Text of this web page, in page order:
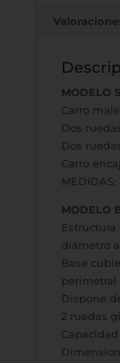
MODELO
Carro
Dos
Dos
Carro
MEDIDAS:
MODELO
diámetro
Base
perimetral
Dispone
2 ruedas